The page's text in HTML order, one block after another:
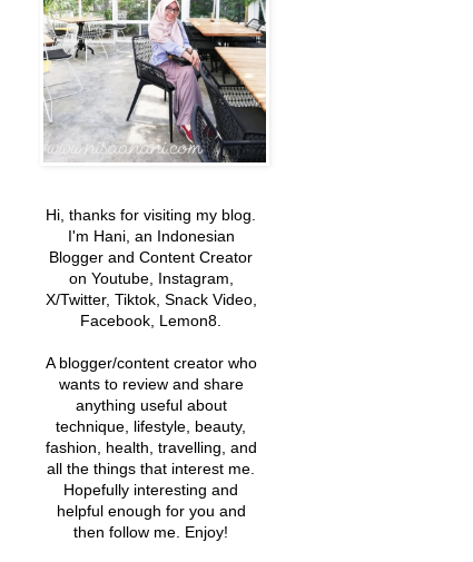
Hi, thanks for visiting my blog.
I'm Hani, an Indonesian
Blogger and Content Creator
on Youtube, Instagram,
X/Twitter, Tiktok, Snack Video,
Facebook, Lemon8.
A blogger/content creator who
wants to review and share
anything useful about
technique, lifestyle, beauty,
fashion, health, travelling, and
all the things that interest me.
Hopefully interesting and
helpful enough for you and
then follow me. Enjoy!